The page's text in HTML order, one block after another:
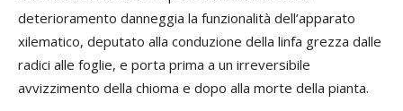
deterioramento danneggia la funzionalità dell’apparato
xilematico, deputato alla conduzione della linfa grezza dalle
radici alle foglie, e porta prima a un irreversibile
avvizzimento della chioma e dopo alla morte della pianta.